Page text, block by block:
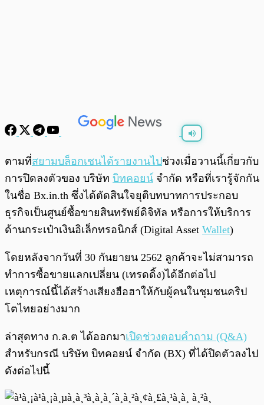
/0:00
ตามที่สยามบล็อกเชนได้รายงานไปช่วงเมื่อวานนี้เกี่ยวกับ
การปิดลงตัวของ บริษัท บิทคอยน์ จำกัด หรือที่เรารู้จักกัน
ในชื่อ Bx.in.th ซึ่งได้ตัดสินใจยุติบทบาทการประกอบ
ธุรกิจเป็นศูนย์ซื้อขายสินทรัพย์ดิจิทัล หรือการให้บริการ
ด้านกระเป๋าเงินอิเล็กทรอนิกส์ (Digital Asset Wallet)
โดยหลังจากวันที่ 30 กันยายน 2562 ลูกค้าจะไม่สามารถ
ทำการซื้อขายแลกเปลี่ยน (เทรดดิ้ง)ได้อีกต่อไป
เหตุการณ์นี้ได้สร้างเสียงฮือฮาให้กับผู้คนในชุมชนคริป
โตไทยอย่างมาก
ล่าสุดทาง ก.ล.ต ได้ออกมาเปิดช่วงตอบคำถาม (Q&A)
สำหรับกรณี บริษัท บิทคอยน์ จำกัด (BX) ที่ได้ปิดตัวลงไป
ดังต่อไปนี้